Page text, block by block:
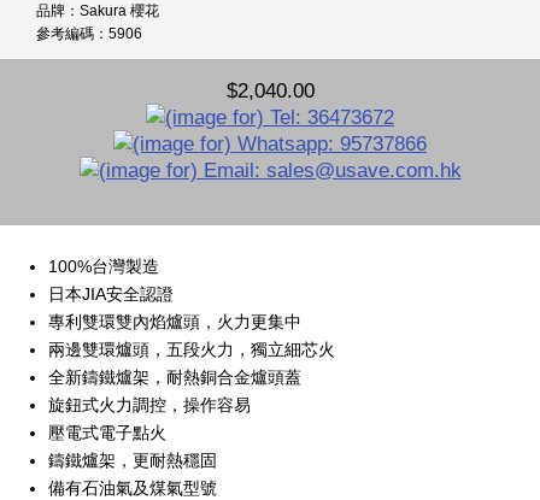
品牌：Sakura 櫻花
參考編碼：5906
$2,040.00
100%台灣製造
日本JIA安全認證
專利雙環雙內焰爐頭，火力更集中
兩邊雙環爐頭，五段火力，獨立細芯火
全新鑄鐵爐架，耐熱銅合金爐頭蓋
旋鈕式火力調控，操作容易
壓電式電子點火
鑄鐵爐架，更耐熱穩固
備有石油氣及煤氣型號